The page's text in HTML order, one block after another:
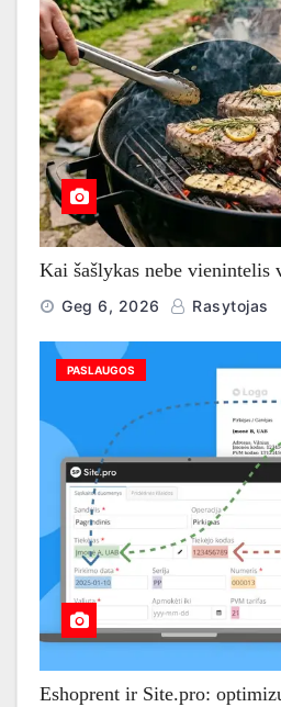
Kai šašlykas nebe vienintelis
Geg 6, 2026 Rasytojas
PASLAUGOS
Eshoprent ir Site.pro: